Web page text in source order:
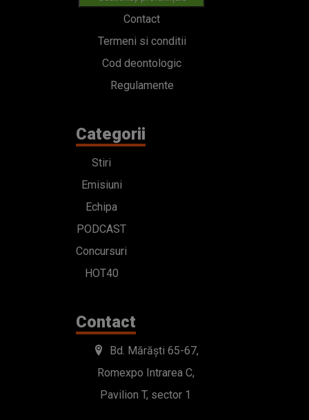
Contact
Termeni si conditii
Cod deontologic
Regulamente
Categorii
Stiri
Emisiuni
Echipa
PODCAST
Concursuri
HOT40
Contact
Bd. Mărăști 65-67,
Romexpo Intrarea C,
Pavilion T, sector 1